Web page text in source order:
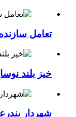
تعامل سازنده
خیز بلند نوسازی مدارس
شهردار